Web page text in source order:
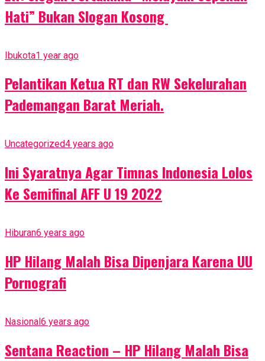
Hati” Bukan Slogan Kosong
Ibukota1 year ago
Pelantikan Ketua RT dan RW Sekelurahan
Pademangan Barat Meriah.
Uncategorized4 years ago
Ini Syaratnya Agar Timnas Indonesia Lolos
Ke Semifinal AFF U 19 2022
Hiburan6 years ago
HP Hilang Malah Bisa Dipenjara Karena UU
Pornografi
Nasional6 years ago
Sentana Reaction – HP Hilang Malah Bisa